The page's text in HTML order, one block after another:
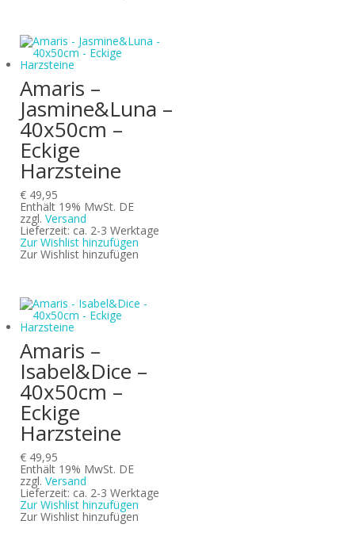
Amaris –
Jasmine&Luna –
40x50cm –
Eckige
Harzsteine
€ 49,95
Enthält 19% MwSt. DE
zzgl.Versand
Lieferzeit: ca. 2-3 Werktage
Zur Wishlist hinzufügen
Zur Wishlist hinzufügen
Amaris –
Isabel&Dice –
40x50cm –
Eckige
Harzsteine
€ 49,95
Enthält 19% MwSt. DE
zzgl.Versand
Lieferzeit: ca. 2-3 Werktage
Zur Wishlist hinzufügen
Zur Wishlist hinzufügen